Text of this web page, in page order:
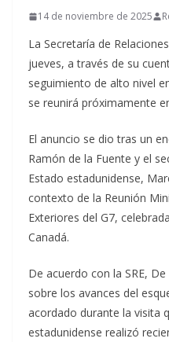
14 de noviembre de 2025
La Secretaría de
jueves, a través de su
seguimiento de alto nivel
se reunirá próximamente
El anuncio se dio tras un
Ramón de la Fuente y el
Estado estadunidense,
contexto de la Reunión
Exteriores del G7,
Canadá.
De acuerdo con la SRE,
sobre los avances del
acordado durante la visita
estadunidense realizó